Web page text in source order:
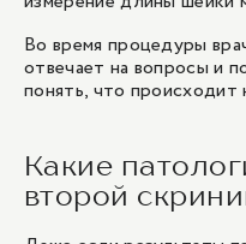
Во время процедуры
отвечает на вопросы и
понять, что происходит
Какие
второй